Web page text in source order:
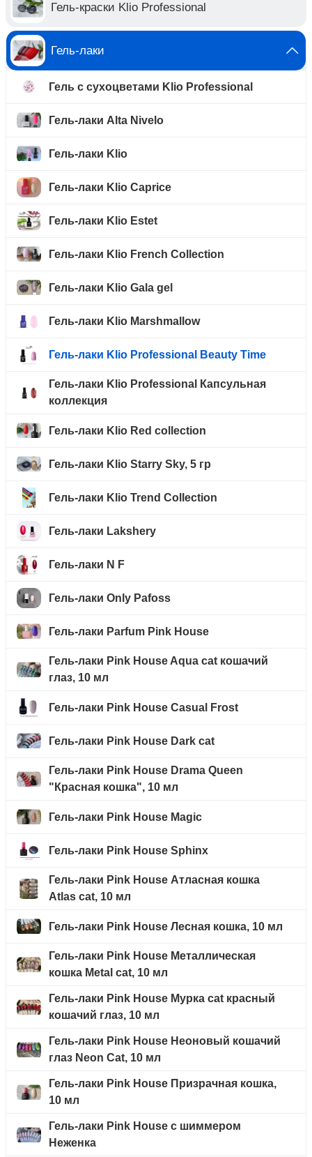
Гель-краски Klio Professional
Гель-лаки
Гель с сухоцветами Klio Professional
Гель-лаки Alta Nivelo
Гель-лаки Klio
Гель-лаки Klio Caprice
Гель-лаки Klio Estet
Гель-лаки Klio French Collection
Гель-лаки Klio Gala gel
Гель-лаки Klio Marshmallow
Гель-лаки Klio Professional Beauty Time
Гель-лаки Klio Professional Капсульная
коллекция
Гель-лаки Klio Red collection
Гель-лаки Klio Starry Sky, 5 гр
Гель-лаки Klio Trend Collection
Гель-лаки Lakshery
Гель-лаки N F
Гель-лаки Only Pafoss
Гель-лаки Parfum Pink House
Гель-лаки Pink House Aqua cat кошачий
глаз, 10 мл
Гель-лаки Pink House Casual Frost
Гель-лаки Pink House Dark cat
Гель-лаки Pink House Drama Queen
"Красная кошка", 10 мл
Гель-лаки Pink House Magic
Гель-лаки Pink House Sphinx
Гель-лаки Pink House Атласная кошка
Atlas cat, 10 мл
Гель-лаки Pink House Лесная кошка, 10 мл
Гель-лаки Pink House Металлическая
кошка Metal cat, 10 мл
Гель-лаки Pink House Мурка cat красный
кошачий глаз, 10 мл
Гель-лаки Pink House Неоновый кошачий
глаз Neon Cat, 10 мл
Гель-лаки Pink House Призрачная кошка,
10 мл
Гель-лаки Pink House с шиммером
Неженка